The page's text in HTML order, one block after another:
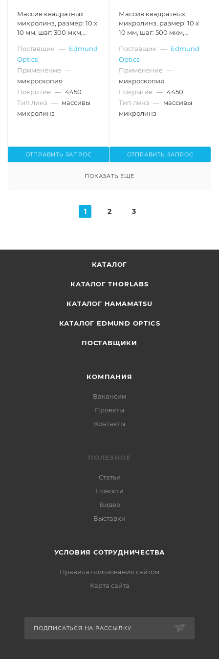
Массив квадратных
микролинз, размер: 10 x
10 мм, шаг: 300 мкм,
покрытие для 400-1000
нм
Поставщик — Edmund
Optics
Применение —
микроскопия
Покрытие — 4450
Тип линз — массивы
микролинз
ОТПРАВИТЬ ЗАПРОС
Массив квадратных
микролинз, размер: 10 x
10 мм, шаг: 500 мкм,
покрытие для 400-1000
нм
Поставщик — Edmund
Optics
Применение —
микроскопия
Покрытие — 4450
Тип линз — массивы
микролинз
ОТПРАВИТЬ ЗАПРОС
ПОКАЗАТЬ ЕЩЕ
1 2 3
КАТАЛОГ
КАТАЛОГ THORLABS
КАТАЛОГ HAMAMATSU
КАТАЛОГ EDMUND OPTICS
ПОСТАВЩИКИ
КОМПАНИЯ
Вакансии
Проекты
Контакты
ПОЛЕЗНОЕ
Статьи
Новости
Видео
Выставки
УСЛОВИЯ СОТРУДНИЧЕСТВА
Правила пользования сайтом
Карта сайта
ПОДПИСАТЬСЯ НА РАССЫЛКУ